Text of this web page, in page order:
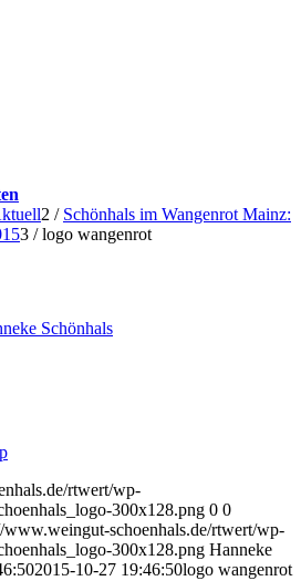
2 / Schönhals im Wangenrot Mainz:
3 / logo wangenrot
Schönhals
rtwert/wp-
300x128.png 0 0
www.weingut-schoenhals.de/rtwert/wp-
300x128.png Hanneke
2015-10-27 19:46:50logo wangenrot